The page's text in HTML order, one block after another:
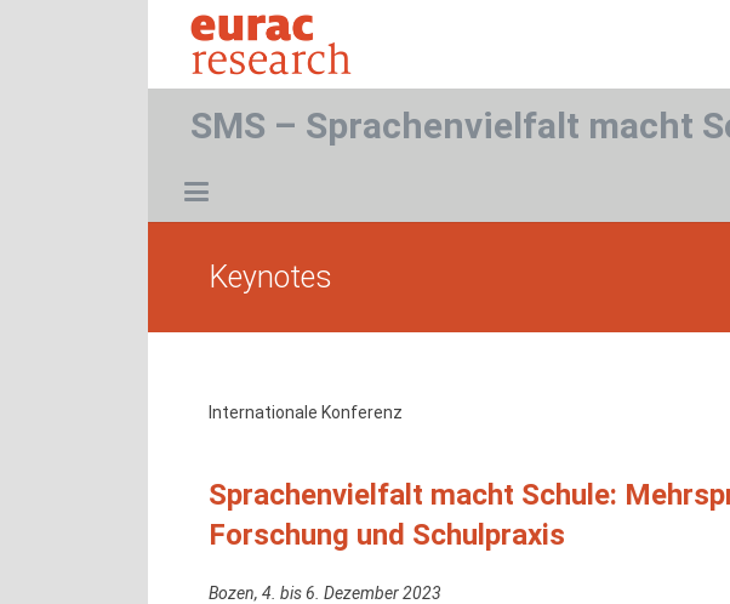
SMS – Sprachenvielfalt macht
Keynotes
Internationale Konferenz
Sprachenvielfalt macht Schule:
Forschung und Schulpraxis
Bozen, 4. bis 6. Dezember 2023